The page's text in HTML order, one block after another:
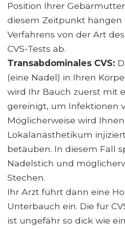
Position Ihrer
diesem Zeitpunkt hängen
Verfahrens von der Art
CVS-Tests ab.
Transabdominales CVS:
(eine Nadel) in Ihren
wird Ihr Bauch zuerst mit
gereinigt, um Infektionen
Möglicherweise wird
Lokalanästhetikum
betäuben. In diesem Fall
Nadelstich und
Stechen.
Ihr Arzt führt dann eine
Unterbauch ein. Die für
ist ungefähr so ​​dick wie